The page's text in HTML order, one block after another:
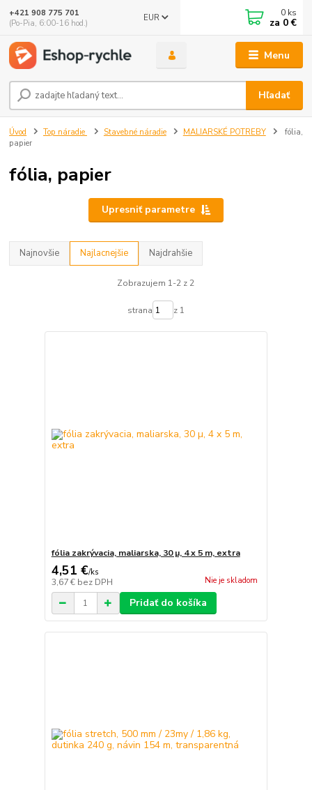
Menu
EUR
Hľadať
+421 908 775 701
(Po-Pia, 6:00-16 hod.)
0 ks
za 0 €
Úvod Top náradie Stavebné náradie MALIARSKÉ POTREBY
fólia,
papier
fólia, papier
Upresniť parametre
Najnovšie Najlacnejšie Najdrahšie
Zobrazujem 1-2 z 2
strana z 1
fólia zakrývacia, maliarska, 30 µ, 4 x 5 m, extra
4,51 €/ks
3,67 € bez DPH Nie je skladom
Pridať do košíka